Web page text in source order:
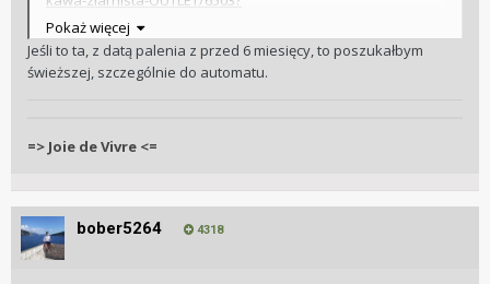
srsltid=AfmBOopoAcVeOFeckAGe_aiqpK3NKlvcIj2LrBbXtjYG-
XAe15_3cBzZ
Pokaż więcej
Jeśli to ta, z datą palenia z przed 6 miesięcy, to poszukałbym
świeższej, szczególnie do automatu.
=> Joie de Vivre <=
bober5264 4318